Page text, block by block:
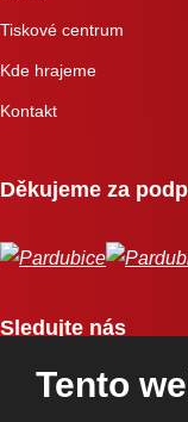
Tiskové centrum
Kde hrajeme
Kontakt
Děkujeme za
Sledujte nás
Tento